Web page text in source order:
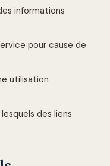
informations
pour cause de
utilisation
des liens